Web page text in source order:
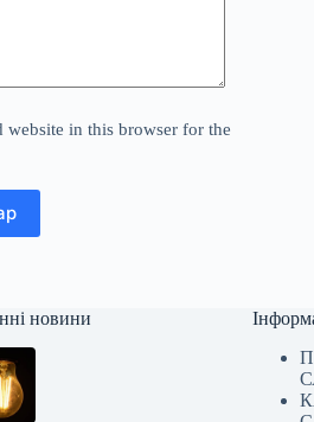
website in this browser for the
новини